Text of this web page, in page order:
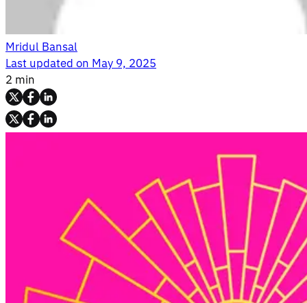
Mridul Bansal
Last updated onMay 9, 2025
2 min